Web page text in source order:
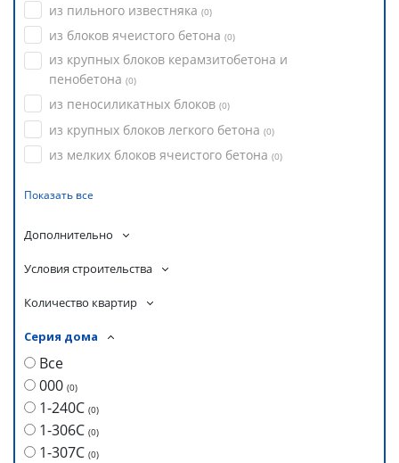
из пильного известняка (0)
из блоков ячеистого бетона (0)
из крупных блоков керамзитобетона и
пенобетона (0)
из пеносиликатных блоков (0)
из крупных блоков легкого бетона (0)
из мелких блоков ячеистого бетона (0)
Показать все
Дополнительно
Условия строительства
Количество квартир
Серия дома
Все
000 (0)
1-240С (0)
1-306С (0)
1-307С (0)